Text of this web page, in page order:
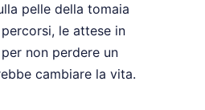
pelle della tomaia
le attese in
non perdere un
cambiare la vita.